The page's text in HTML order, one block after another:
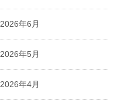
2026年6月
2026年5月
2026年4月